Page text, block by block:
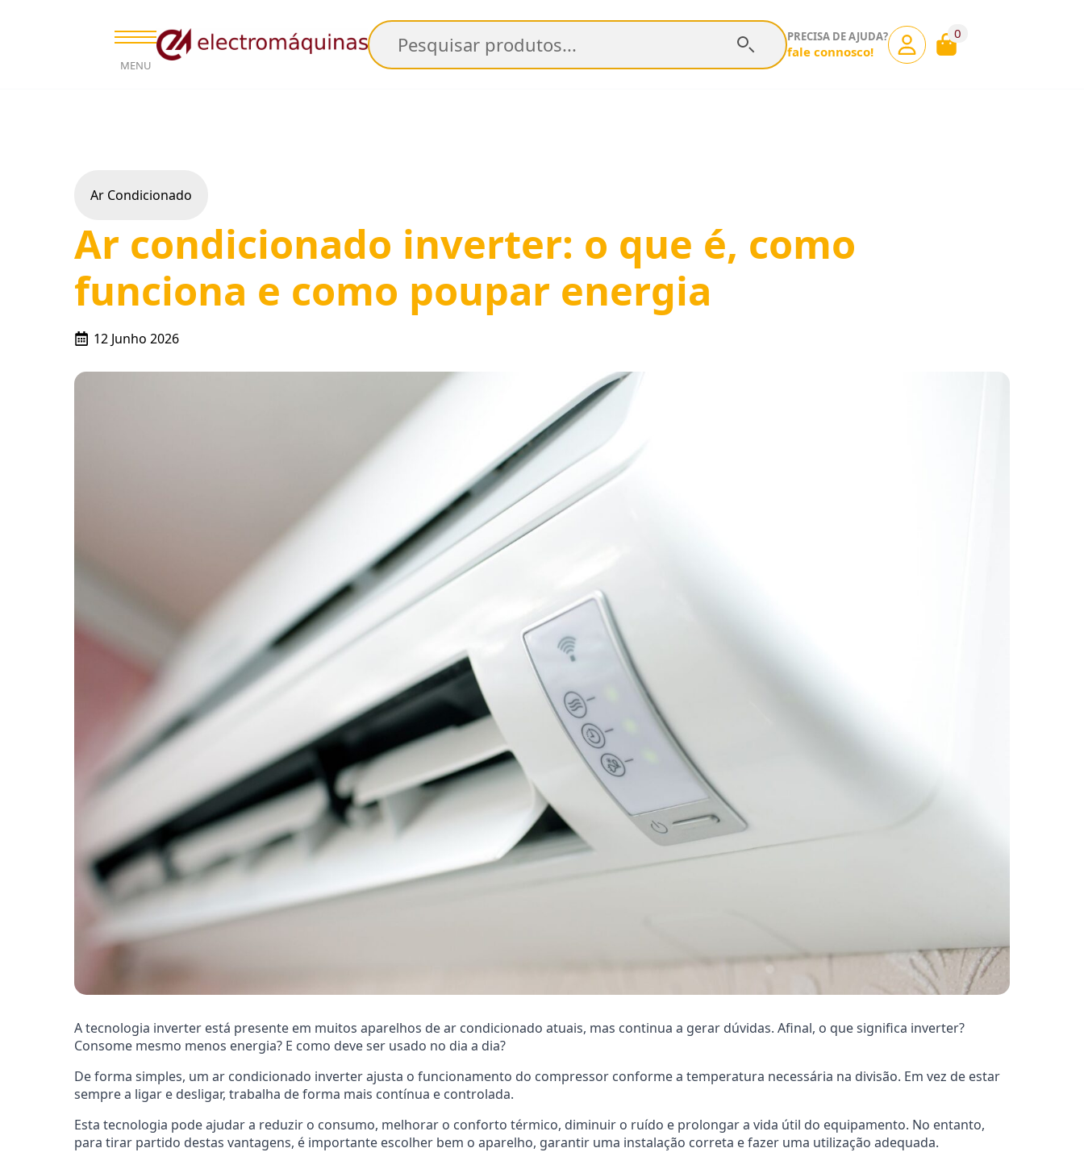
MENU
Pesquisar PRECISA DE AJUDA?
fale connosco!
0
Ar Condicionado
Ar condicionado inverter: o que é, como
funciona e como poupar energia
12 Junho 2026
A tecnologia inverter está presente em muitos aparelhos de ar condicionado atuais, mas continua a gerar dúvidas. Afinal, o que significa inverter?
Consome mesmo menos energia? E como deve ser usado no dia a dia?
De forma simples, um ar condicionado inverter ajusta o funcionamento do compressor conforme a temperatura necessária na divisão. Em vez de estar
sempre a ligar e desligar, trabalha de forma mais contínua e controlada.
Esta tecnologia pode ajudar a reduzir o consumo, melhorar o conforto térmico, diminuir o ruído e prolongar a vida útil do equipamento. No entanto,
para tirar partido destas vantagens, é importante escolher bem o aparelho, garantir uma instalação correta e fazer uma utilização adequada.